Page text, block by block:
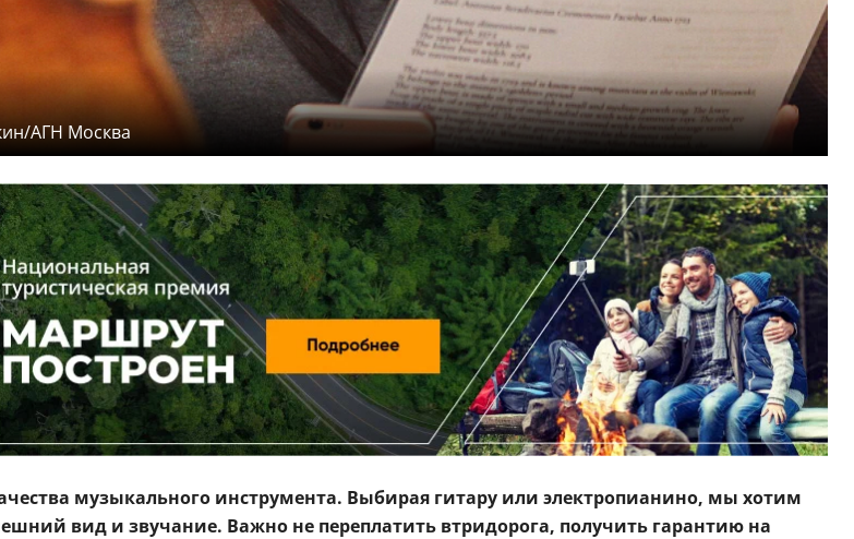
АГН Москва
музыкального инструмента. Выбирая гитару или электропианино, мы хотим
вид и звучание. Важно не переплатить втридорога, получить гарантию на